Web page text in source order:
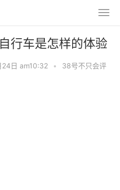
行车是怎样的体验
24日 am10:32 •
38号不只会评